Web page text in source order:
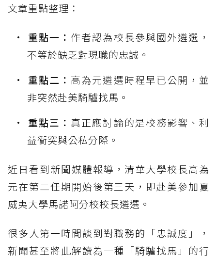
文章重點整理：
重點一： 作者認為校長參與國外遴選，
不等於缺乏對現職的忠誠。
重點二： 高為元遴選時程早已公開，並
非突然赴美騎驢找馬。
重點三： 真正應討論的是校務影響、利
益衝突與公私分際。
近日看到新聞媒體報導，清華大學校長高為
元在第二任期開始後第三天，即赴美參加夏
威夷大學馬諾阿分校校長遴選。
很多人第一時間談到對職務的「忠誠度」，
新聞甚至將此解讀為一種「騎驢找馬」的行